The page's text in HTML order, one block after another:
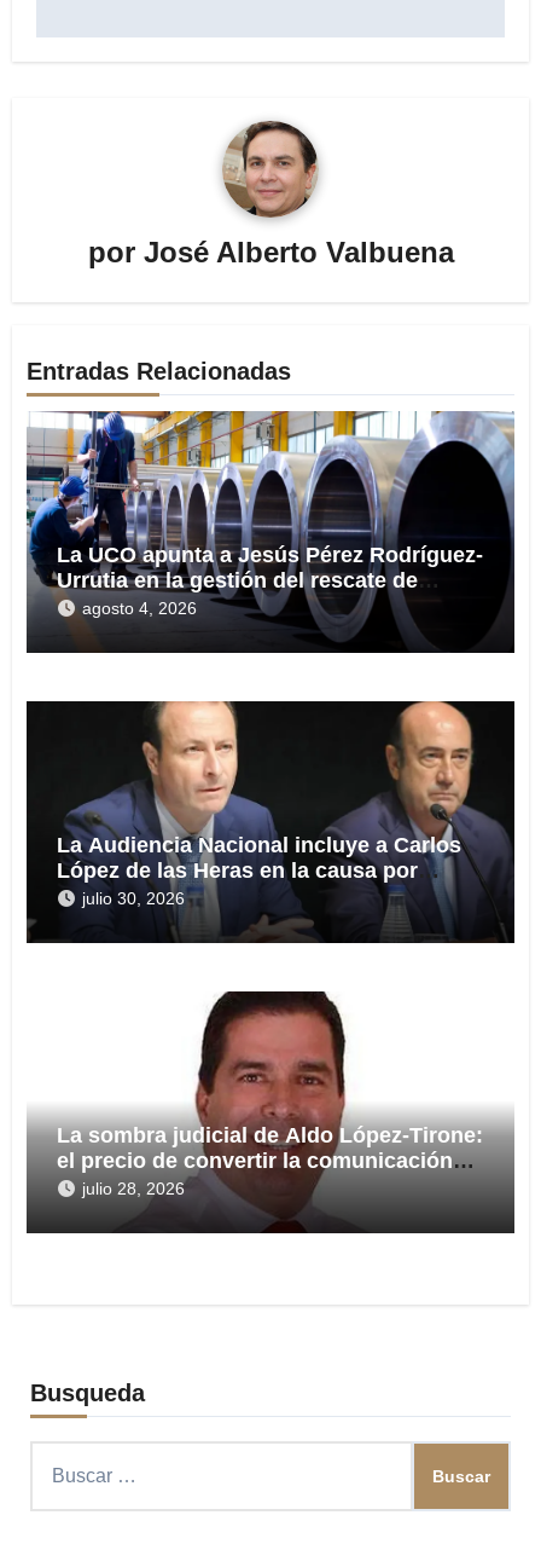
por José Alberto Valbuena
Entradas Relacionadas
La UCO apunta a Jesús Pérez Rodríguez-
Urrutia en la gestión del rescate de
Tubos Reunidos
agosto 4, 2026
La Audiencia Nacional incluye a Carlos
López de las Heras en la causa por
presuntas irregularidades en el rescate
de 112,8 millones a Tubos Reunidos
julio 30, 2026
La sombra judicial de Aldo López-Tirone:
el precio de convertir la comunicación
en arma
julio 28, 2026
Busqueda